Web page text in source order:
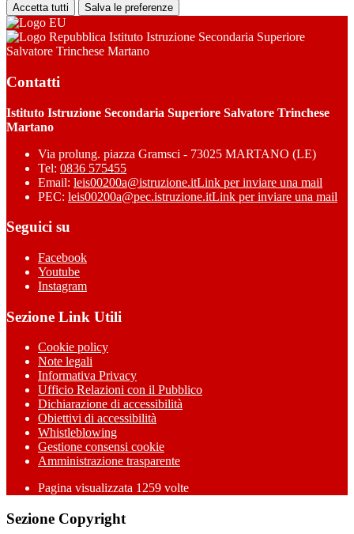
Accetta tutti Salva le preferenze
Istituto Istruzione Secondaria Superiore
Salvatore Trinchese Martano
Contatti
Istituto Istruzione Secondaria Superiore Salvatore Trinchese
Martano
Via prolung. piazza Gramsci - 73025 MARTANO (LE)
Tel: 0836 575455
Email: leis00200a@istruzione.itLink per inviare una mail
PEC: leis00200a@pec.istruzione.itLink per inviare una mail
Seguici su
Facebook
Youtube
Instagram
Sezione Link Utili
Cookie policy
Note legali
Informativa Privacy
Ufficio Relazioni con il Pubblico
Dichiarazione di accessibilità
Obiettivi di accessibilità
Whistleblowing
Gestione consensi cookie
Amministrazione trasparente
Pagina visualizzata 1259 volte
Sezione Copyright